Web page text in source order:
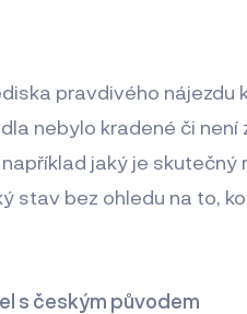
pravdivého nájezdu
nebylo kradené či není
jaký je skutečný
stav bez ohledu na to,
s českým původem